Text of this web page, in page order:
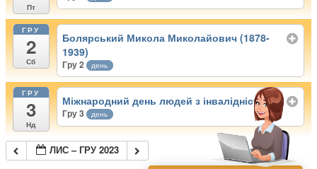
Пт
ГРУ
2
Сб
Болярський Микола Миколайович (1878-
1939)
Гру 2 день
ГРУ
3
Нд
Міжнародний день людей з інвалідністю
Гру 3 день
ЛИС – ГРУ 2023